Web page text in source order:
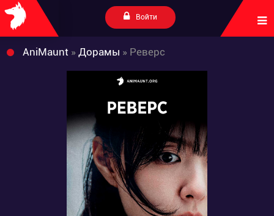
Войти
AniMaunt » Дорамы » Реверс